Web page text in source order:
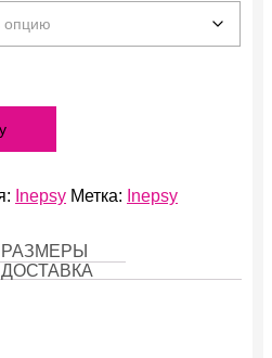
Inepsy Метка: Inepsy
РАЗМЕРЫ
ДОСТАВКА